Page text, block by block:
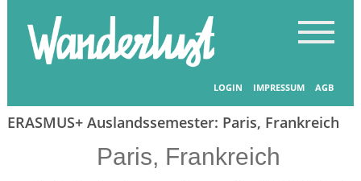
LOGIN IMPRESSUM AGB
Startseite - Länder entdecken
ERASMUS+ Auslandssemester: Paris, Frankreich
Paris, Frankreich